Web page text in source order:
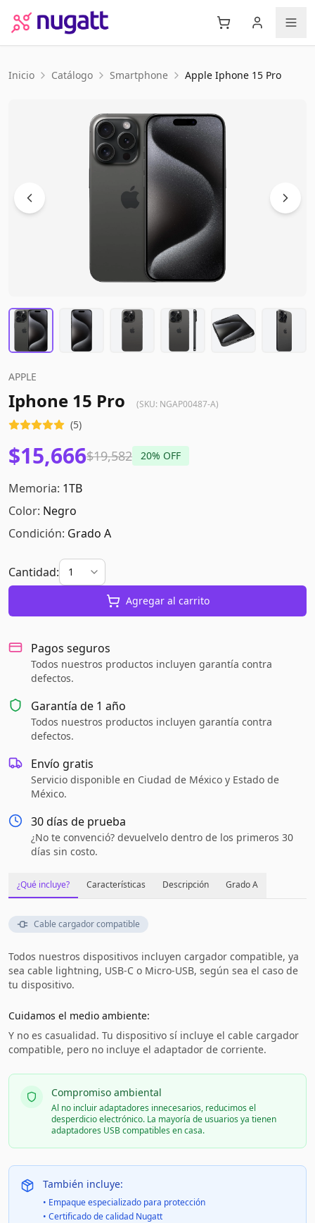
Inicio Catálogo Smartphone Apple Iphone 15 Pro
APPLE
Iphone 15 Pro (SKU: NGAP00487-A)
(5)
$15,666$19,582 20% OFF
Memoria: 1TB
Color: Negro
Condición: Grado A
Cantidad:
Agregar al carrito
Pagos seguros
Todos nuestros productos incluyen garantía contra
defectos.
Garantía de 1 año
Todos nuestros productos incluyen garantía contra
defectos.
Envío gratis
Servicio disponible en Ciudad de México y Estado de
México.
30 días de prueba
¿No te convenció? devuelvelo dentro de los primeros 30
días sin costo.
¿Qué incluye? Características Descripción Grado A
Cable cargador compatible
Todos nuestros dispositivos incluyen cargador compatible, ya
sea cable lightning, USB-C o Micro-USB, según sea el caso de
tu dispositivo.
Cuidamos el medio ambiente:
Y no es casualidad. Tu dispositivo sí incluye el cable cargador
compatible, pero no incluye el adaptador de corriente.
Compromiso ambiental
Al no incluir adaptadores innecesarios, reducimos el
desperdicio electrónico. La mayoría de usuarios ya tienen
adaptadores USB compatibles en casa.
También incluye:
• Empaque especializado para protección
• Certificado de calidad Nugatt